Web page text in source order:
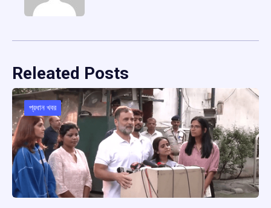
Releated Posts
প্রধান খবর